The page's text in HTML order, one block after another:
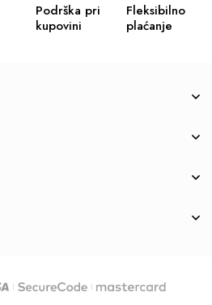
Podrška pri
kupovini
Fleksibilno
plaćanje